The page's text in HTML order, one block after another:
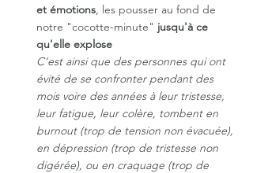
et émotions, les pousser au fond de
notre "cocotte-minute" jusqu'à ce
qu'elle explose
C'est ainsi que des personnes qui ont
évité de se confronter pendant des
mois voire des années à leur tristesse,
leur fatigue, leur colère, tombent en
burnout (trop de tension non évacuée),
en dépression (trop de tristesse non
digérée), ou en craquage (trop de